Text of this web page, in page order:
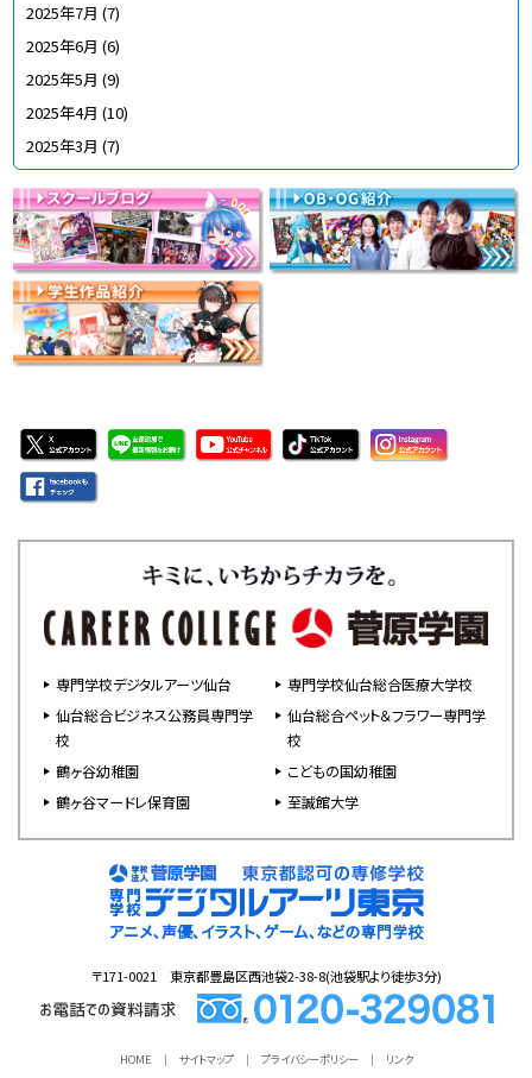
2025年7月 (7)
2025年6月 (6)
2025年5月 (9)
2025年4月 (10)
2025年3月 (7)
専門学校デジタルアーツ仙台
専門学校仙台総合医療大学校
仙台総合ビジネス公務員専門学
校
仙台総合ペット＆フラワー専門学
校
鶴ヶ谷幼稚園
こどもの国幼稚園
鶴ヶ谷マードレ保育園
至誠館大学
〒171-0021 東京都豊島区西池袋2-38-8(池袋駅より徒歩3分)
HOME サイトマップ プライバシーポリシー リンク